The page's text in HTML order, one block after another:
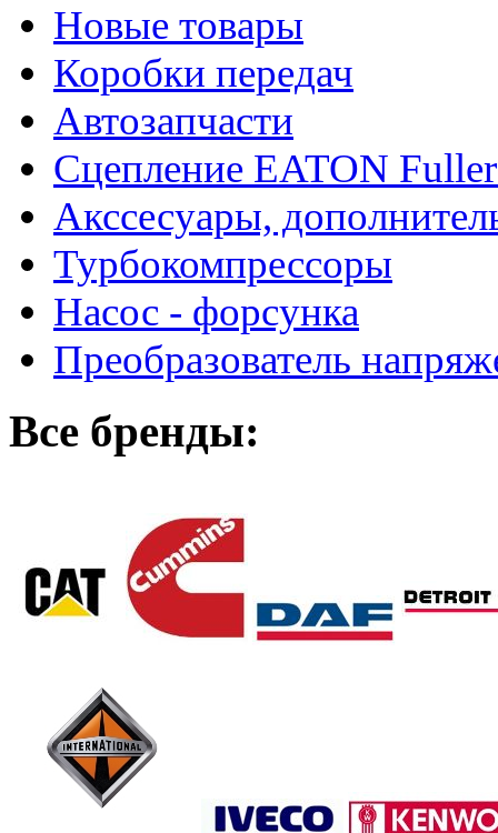
Новые товары
Коробки передач
Автозапчасти
Сцепление EATON
Акссесуары,
Турбокомпрессоры
Насос - форсунка
Преобразователь
Все бренды: